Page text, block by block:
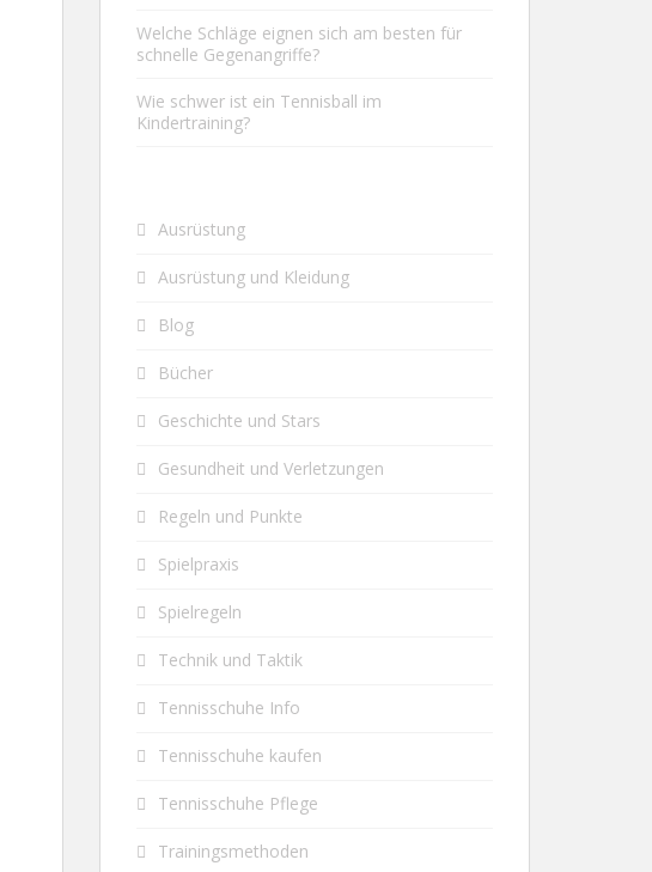
Welche Schläge eignen sich am besten für
schnelle Gegenangriffe?
Wie schwer ist ein Tennisball im
Kindertraining?
Ausrüstung
Ausrüstung und Kleidung
Blog
Bücher
Geschichte und Stars
Gesundheit und Verletzungen
Regeln und Punkte
Spielpraxis
Spielregeln
Technik und Taktik
Tennisschuhe Info
Tennisschuhe kaufen
Tennisschuhe Pflege
Trainingsmethoden